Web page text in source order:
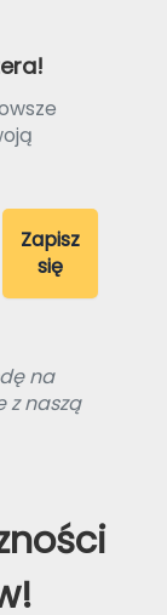
na
z naszą